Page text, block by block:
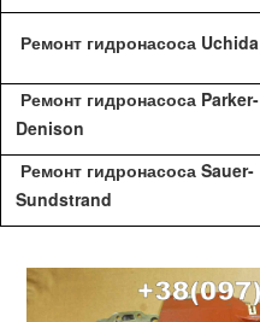
Ремонт гидронасоса Uchida
Ремонт гидронасоса Parker-
Denison
Ремонт гидронасоса Sauer-
Sundstrand